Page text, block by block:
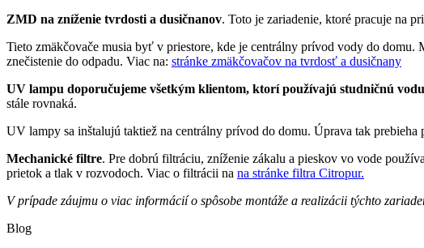
ZMD na zníženie tvrdosti a dusičnanov. Toto je zariadenie, ktoré pracuje na
Tieto zmäkčovače musia byť v priestore, kde je centrálny prívod vody do
znečistenie do odpadu. Viac na: stránke zmäkčovačov na tvrdosť a dusičnany
UV lampu doporučujeme všetkým klientom, ktorí používajú studničnú vodu
stále rovnaká.
UV lampy sa inštalujú taktiež na centrálny prívod do domu. Úprava tak prebieha
Mechanické filtre. Pre dobrú filtráciu, zníženie zákalu a pieskov vo vode
prietok a tlak v rozvodoch. Viac o filtrácii na na stránke filtra Citropur.
V prípade záujmu o viac informácií o spôsobe montáže a realizácii týchto
Blog